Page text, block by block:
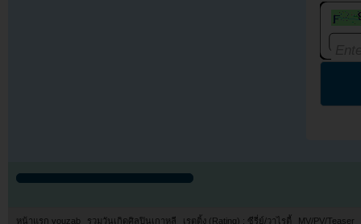
หน้าแรก youzab รวมวันเกิดศิลปินเกาหลี เรตติ้ง (Rating) : ซีรี่ย์/วาไรตี้
MV/PV/Teaser